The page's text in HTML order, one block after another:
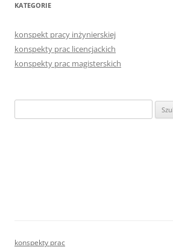
KATEGORIE
konspekt pracy inżynierskiej
konspekty prac licencjackich
konspekty prac magisterskich
konspekty prac